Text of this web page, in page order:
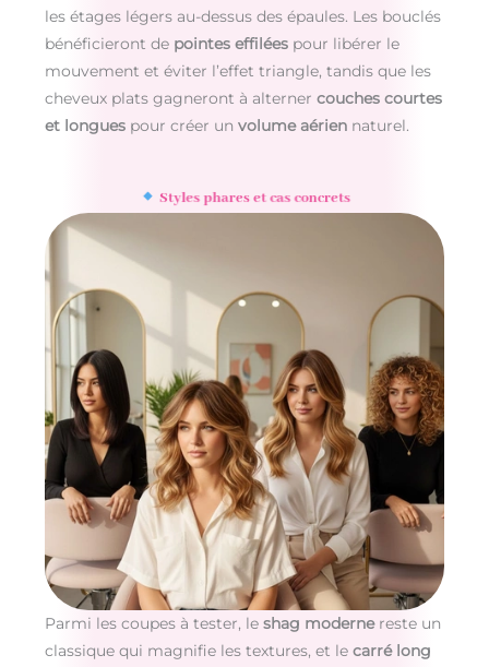
les étages légers au-dessus des épaules. Les bouclés
bénéficieront de pointes effiléespour libérer le
mouvement et éviter l’effet triangle, tandis que les
cheveux plats gagneront à alterner couches courtes
et longuespour créer un volume aériennaturel.
Styles phares et cas concrets
Parmi les coupes à tester, le shag modernereste un
classique qui magnifie les textures, et le carré long